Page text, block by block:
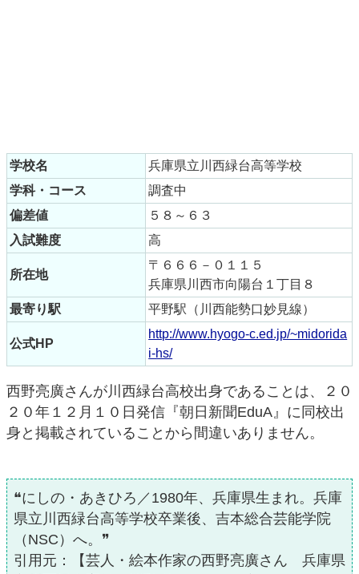
学校名
兵庫県立川西緑台高等学校
学科・コース
調査中
偏差値
５８～６３
入試難度
高
所在地
〒６６６－０１１５
兵庫県川西市向陽台１丁目８
最寄り駅
平野駅（川西能勢口妙見線）
公式HP
http://www.hyogo-c.ed.jp/~midorida
i-hs/
西野亮廣さんが川西緑台高校出身であることは、２０
２０年１２月１０日発信『朝日新聞EduA』に同校出
身と掲載されていることから間違いありません。
❝にしの・あきひろ／1980年、兵庫県生まれ。兵庫
県立川西緑台高等学校卒業後、吉本総合芸能学院
（NSC）へ。❞
引用元：【芸人・絵本作家の西野亮廣さん 兵庫県